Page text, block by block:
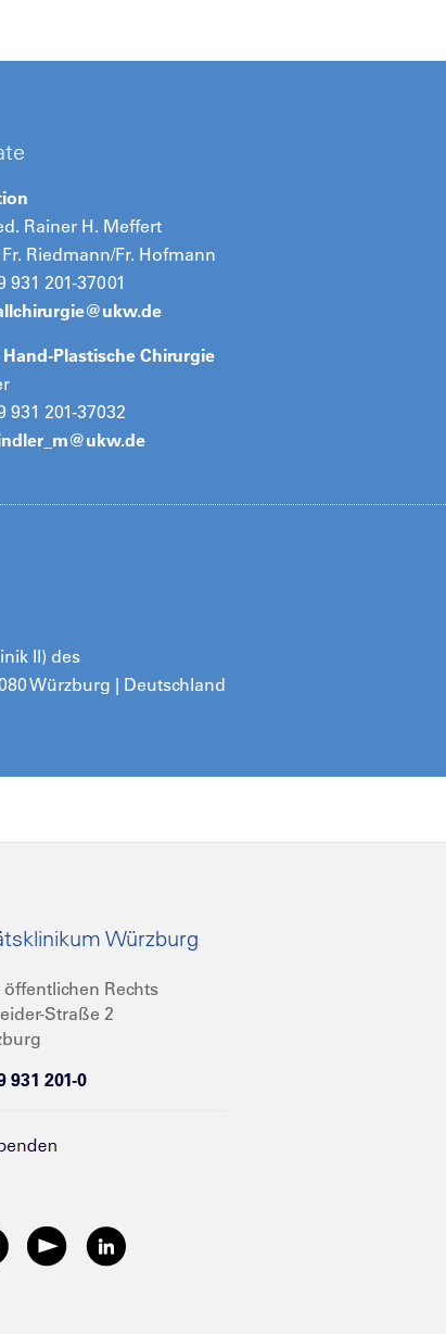
Rainer H. Meffert
Riedmann/Fr. Hofmann
931 201-37001
ukw.de
Plastische Chirurgie
931 201-37032
ukw.de
II) des
Würzburg | Deutschland
Würzburg
Rechts
Straße 2
931 201-0